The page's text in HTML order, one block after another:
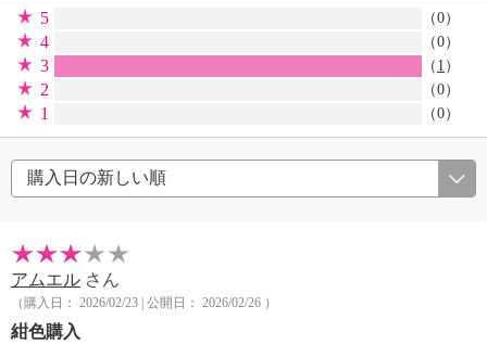
5 （0）
4 （0）
3 （ 1 ）
2 （0）
1 （0）
アムエル さん
（購入日： 2026/02/23 | 公開日： 2026/02/26 ）
紺色購入